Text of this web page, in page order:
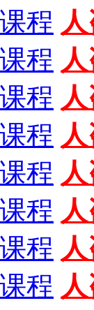
程
程
程
程
程
程
程
程